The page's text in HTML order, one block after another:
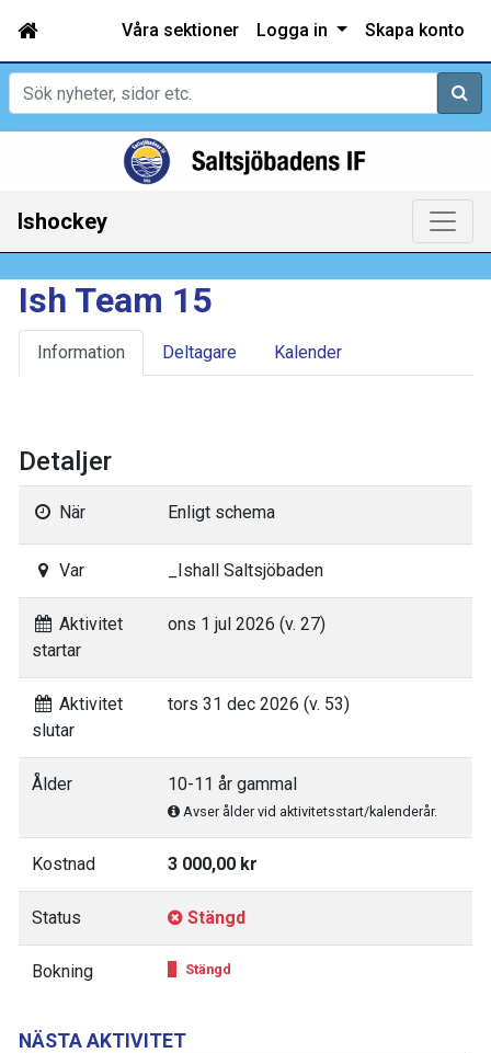
Våra sektioner Logga in Skapa konto
Sök
Ishockey
NÄSTA AKTIVITET
Ish Team 15
Information Deltagare Kalender
Detaljer
När Enligt schema
Var _Ishall Saltsjöbaden
Aktivitet
startar
ons 1 jul 2026 (v. 27)
Aktivitet
slutar
tors 31 dec 2026 (v. 53)
Ålder 10-11 år gammal
Avser ålder vid aktivitetsstart/kalenderår.
Kostnad 3 000,00 kr
Status Stängd
Bokning Stängd